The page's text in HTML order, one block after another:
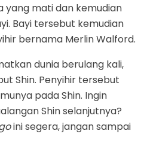
yang mati dan kemudian
Bayi tersebut kemudian
bernama Merlin Walford.
dunia berulang kali,
Shin. Penyihir tersebut
pada Shin. Ingin
Shin selanjutnya?
ini segera, jangan sampai